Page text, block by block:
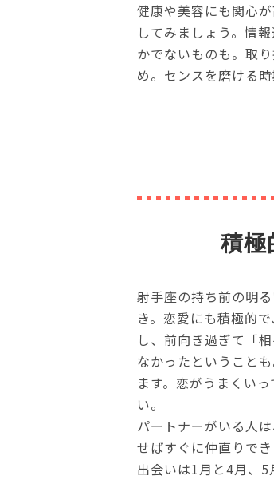
健康や美容にも関心
してみましょう。情
かでないものも。取
め。センスを磨ける
積極
射手座の持ち前の明
き。恋愛にも積極的
し、前向き過ぎて「
なかったということ
ます。恋がうまくい
い。
パートナーがいる人
せばすぐに仲直りで
出会いは1月と4月、